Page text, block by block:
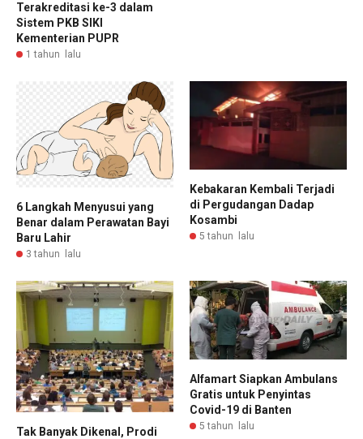
Terakreditasi ke-3 dalam
Sistem PKB SIKI
Kementerian PUPR
1 tahun lalu
6 Langkah Menyusui yang
Benar dalam Perawatan Bayi
Baru Lahir
3 tahun lalu
Kebakaran Kembali Terjadi
di Pergudangan Dadap
Kosambi
5 tahun lalu
Tak Banyak Dikenal, Prodi
Alfamart Siapkan Ambulans
Gratis untuk Penyintas
Covid-19 di Banten
5 tahun lalu